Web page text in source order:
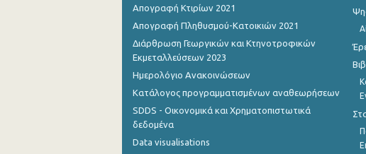
Απογραφή Κτιρίων 2021
Απογραφή Πληθυσμού-Κατοικιών 2021
Διάρθρωση Γεωργικών και Κτηνοτροφικών
Εκμεταλλεύσεων 2023
Ημερολόγιο Ανακοινώσεων
Κατάλογος προγραμματισμένων αναθεωρήσεων
SDDS - Οικονομικά και Χρηματοπιστωτικά
δεδομένα
Data visualisations